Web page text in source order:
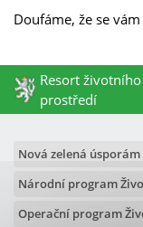
Doufáme, že se
Resort životního
prostředí
Nová zelená úsporám
Národní program
Operační program